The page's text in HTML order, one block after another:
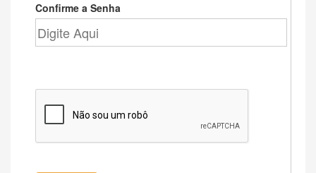
Confirme a Senha